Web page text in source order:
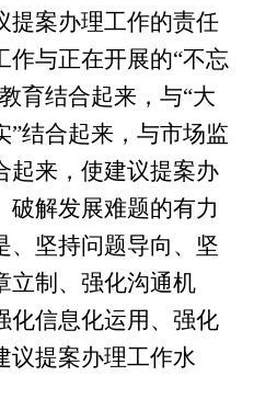
提案办理工作的责任
作与正在开展的“不忘
育结合起来，与“大
”结合起来，与市场监
起来，使建议提案办
破解发展难题的有力
、坚持问题导向、坚
立制、强化沟通机
化信息化运用、强化
议提案办理工作水